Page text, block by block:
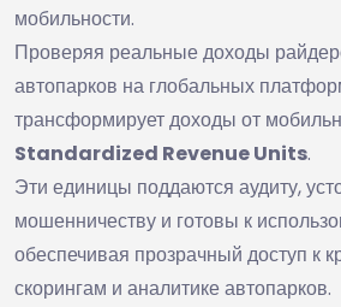
мобильности.
Проверяя реальные доходы
автопарков на глобальных
трансформирует доходы от
Standardized Revenue Units.
Эти единицы поддаются аудиту,
мошенничеству и готовы к
обеспечивая прозрачный доступ к
скорингам и аналитике автопарков.